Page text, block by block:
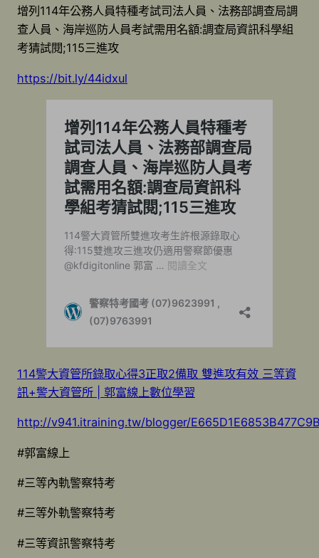
增列114年公務人員特種考試司法人員、法務部調查局調
查人員、海岸巡防人員考試需用名額:調查局資訊科學組
考猜試閱;115三進攻
https://bit.ly/44idxul
114警大資管所錄取心得3正取2備取 雙進攻有效 三等資
訊+警大資管所 | 郭富線上數位學習
http://v941.itraining.tw/blogger/
#郭富線上
#三等內軌警察特考
#三等外軌警察特考
#三等資訊警察特考